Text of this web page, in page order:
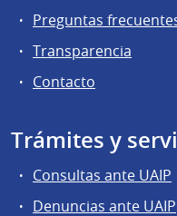
Preguntas
Transparencia
Contacto
Trámites y
Consultas ante UAIP
Denuncias ante UAIP